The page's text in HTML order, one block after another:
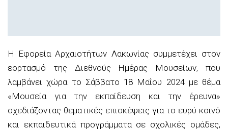
Η Εφορεία Αρχαιοτήτων Λακωνίας συμμετέχει στον
εορτασμό της Διεθνούς Ημέρας Μουσείων, που
λαμβάνει χώρα το Σάββατο 18 Μαΐου 2024 με θέμα
«Μουσεία για την εκπαίδευση και την έρευνα»
σχεδιάζοντας θεματικές επισκέψεις για το ευρύ κοινό
και εκπαιδευτικά προγράμματα σε σχολικές ομάδες,